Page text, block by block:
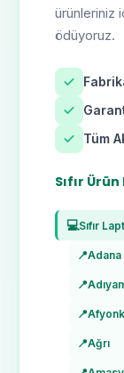
ürünleriniz
ödüyoruz.
Tüm
Sıfır
💻Sıfır
📍Adana
📍
📍
📍Ağrı